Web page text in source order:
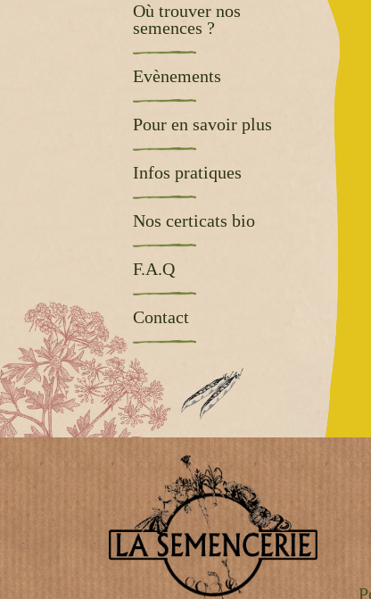
Où trouver nos
semences ?
Evènements
Pour en savoir plus
Infos pratiques
Nos certicats bio
F.A.Q
Contact